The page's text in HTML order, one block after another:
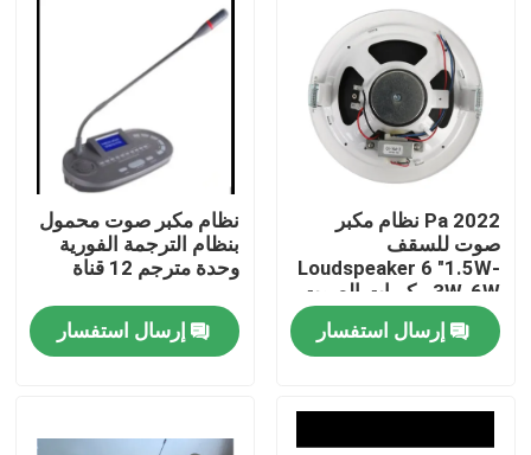
2022 Pa نظام مكبر
صوت للسقف
Loudspeaker 6 "1.5W-
3W-6W مكبرات الصوت
السقفية
إرسال استفسار
نظام مكبر صوت محمول
بنظام الترجمة الفورية
وحدة مترجم 12 قناة
إرسال استفسار